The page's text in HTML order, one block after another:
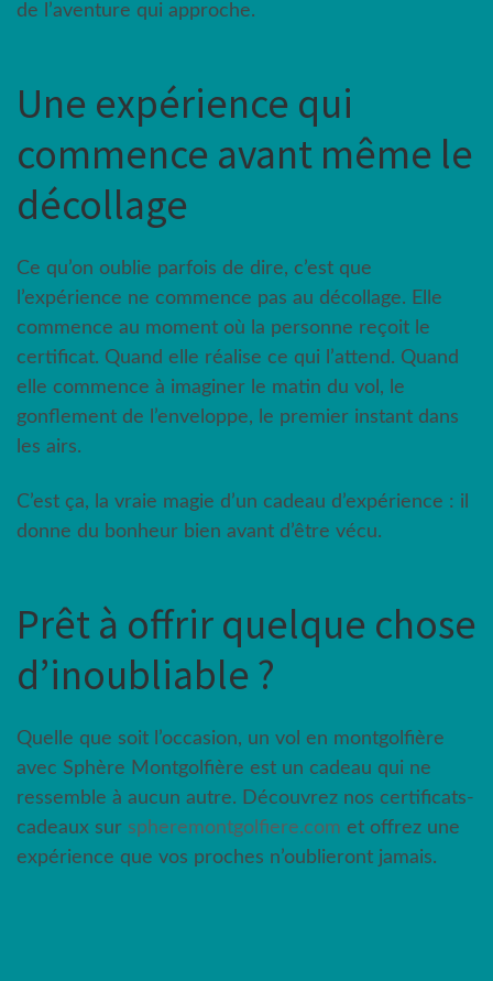
de l’aventure qui approche.
Une expérience qui
commence avant même le
décollage
Ce qu’on oublie parfois de dire, c’est que
l’expérience ne commence pas au décollage. Elle
commence au moment où la personne reçoit le
certificat. Quand elle réalise ce qui l’attend. Quand
elle commence à imaginer le matin du vol, le
gonflement de l’enveloppe, le premier instant dans
les airs.
C’est ça, la vraie magie d’un cadeau d’expérience : il
donne du bonheur bien avant d’être vécu.
Prêt à offrir quelque chose
d’inoubliable ?
Quelle que soit l’occasion, un vol en montgolfière
avec Sphère Montgolfière est un cadeau qui ne
ressemble à aucun autre. Découvrez nos certificats-
cadeaux sur spheremontgolfiere.com et offrez une
expérience que vos proches n’oublieront jamais.